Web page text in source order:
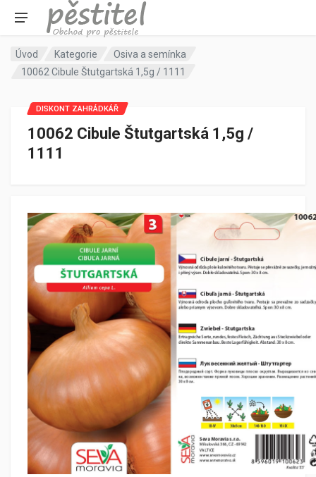
Úvod Kategorie
Osiva a semínka
10062 Cibule Štutgartská 1,5g / 1111
10062 Cibule Štutgartská 1,5g /
1111
DISKONT ZAHRÁDKÁŘ